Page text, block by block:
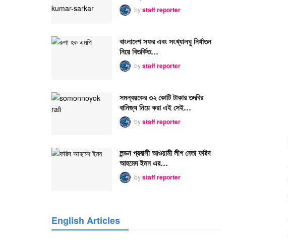
bystaff reporter
বাংলাদেশ সফর এবং সংখ্যালঘু নির্যাতন
নিয়ে বিতর্কিত…
bystaff reporter
সমন্বয়কের ৩২ কোটি টাকার তদবির
বানিজ্য নিয়ে করা এই সেই…
bystaff reporter
লন্ডন প্রবাসী আওয়ামী লীগ নেতা ফরিদ
আহমেদ ইমন এর…
bystaff reporter
English Articles